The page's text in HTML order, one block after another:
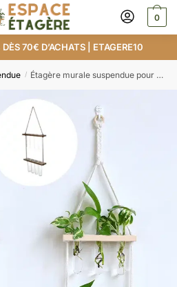
0
70€ D’ACHATS | ETAGERE10
/ Étagère murale suspendue pour plante avec tubes à essai